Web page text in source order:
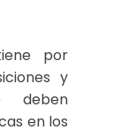
por
y
deben
en los